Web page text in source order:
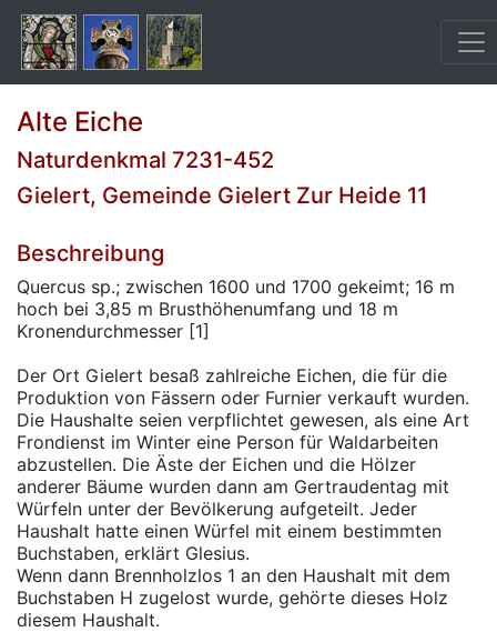
Alte Eiche
Naturdenkmal 7231-452
Gielert, Gemeinde Gielert Zur Heide 11
Beschreibung
Quercus sp.; zwischen 1600 und 1700 gekeimt; 16 m
hoch bei 3,85 m Brusthöhenumfang und 18 m
Kronendurchmesser [1]
Der Ort Gielert besaß zahlreiche Eichen, die für die
Produktion von Fässern oder Furnier verkauft wurden.
Die Haushalte seien verpflichtet gewesen, als eine Art
Frondienst im Winter eine Person für Waldarbeiten
abzustellen. Die Äste der Eichen und die Hölzer
anderer Bäume wurden dann am Gertraudentag mit
Würfeln unter der Bevölkerung aufgeteilt. Jeder
Haushalt hatte einen Würfel mit einem bestimmten
Buchstaben, erklärt Glesius.
Wenn dann Brennholzlos 1 an den Haushalt mit dem
Buchstaben H zugelost wurde, gehörte dieses Holz
diesem Haushalt.